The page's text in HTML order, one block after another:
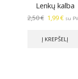
Lenkų kalba
2,50€ Original
was:
1,99€
is:
1,99 €.
su
Į KREPŠELĮ